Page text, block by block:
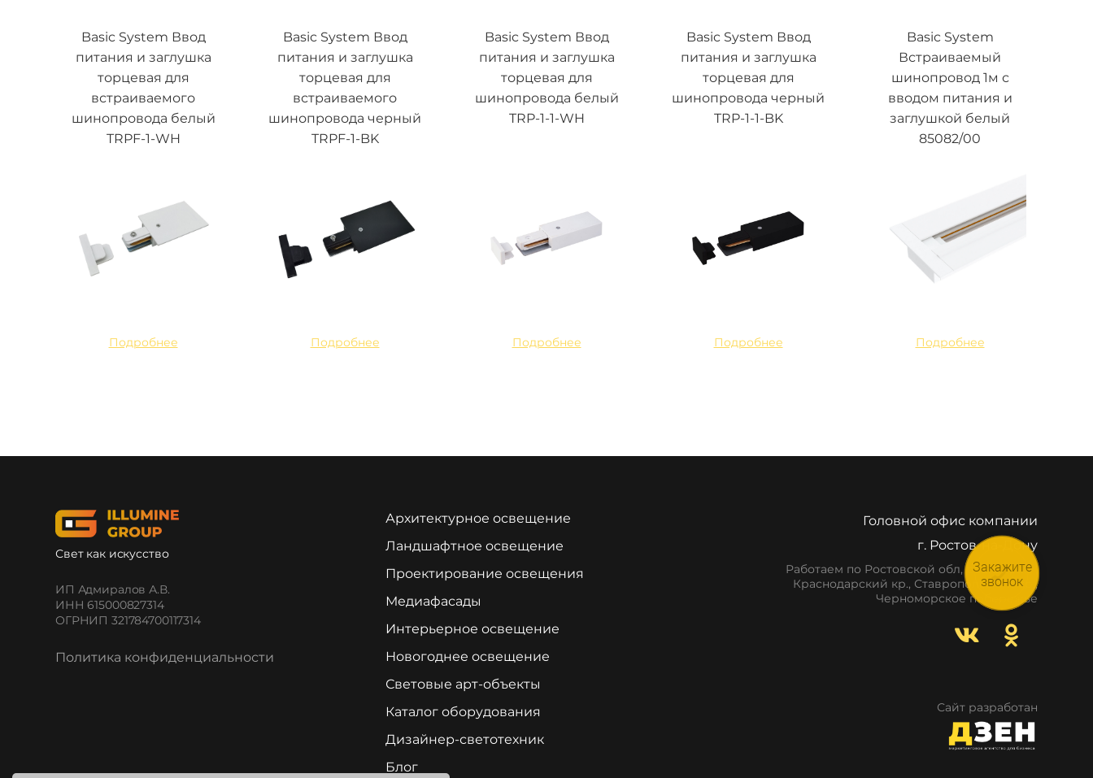
Basic System Ввод
питания и заглушка
торцевая для
встраиваемого
шинопровода белый
TRPF-1-WH
Подробнее
Basic System Ввод
питания и заглушка
торцевая для
встраиваемого
шинопровода черный
TRPF-1-BK
Подробнее
Basic System Ввод
питания и заглушка
торцевая для
шинопровода белый
TRP-1-1-WH
Подробнее
Basic System Ввод
питания и заглушка
торцевая для
шинопровода черный
TRP-1-1-BK
Подробнее
Basic System
Встраиваемый
шинопровод 1м с
вводом питания и
заглушкой белый
85082/00
Подробнее
Свет как искусство
ИП Адмиралов А.В.
ИНН 615000827314
ОГРНИП 321784700117314
Политика конфиденциальности
Архитектурное освещение
Ландшафтное освещение
Проектирование освещения
Медиафасады
Интерьерное освещение
Новогоднее освещение
Световые арт-объекты
Каталог оборудования
Дизайнер-светотехник
Блог
Головной офис компании
г. Ростов-на-Дону
Работаем по Ростовской обл, респ. Крым,
Краснодарский кр., Ставропольский кр.,
Черноморское побережье
Сайт разработан
Закажите
звонок